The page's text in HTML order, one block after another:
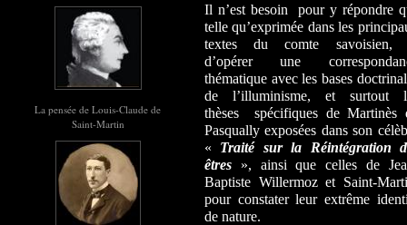
La pensée de Louis-Claude de
Saint-Martin
Il n’est besoin
pour y répondre
telle qu’exprimée dans les
textes du comte savoisien,
d’opérer une
thématique avec les bases
de l’illuminisme, et surtout
thèses
spécifiques de Martinès
Pasqually exposées dans son
« Traité sur la Réintégration
êtres
», ainsi que celles de
Baptiste Willermoz et Saint-
pour constater leur extrême
de nature.